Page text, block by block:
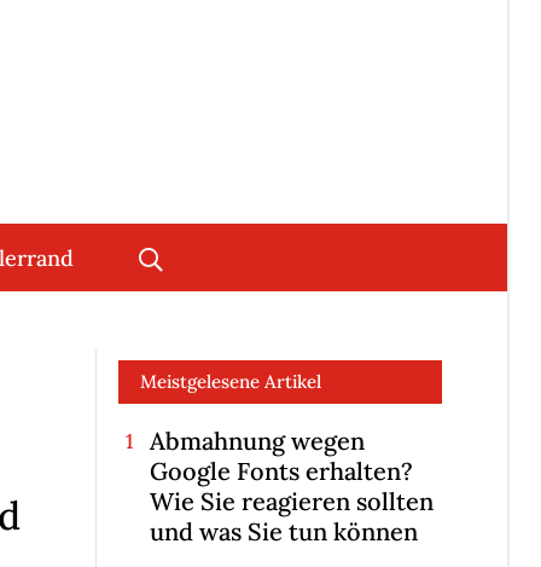
Meistgelesene Artikel
Abmahnung wegen
Google Fonts erhalten?
Wie Sie reagieren sollten
und was Sie tun können